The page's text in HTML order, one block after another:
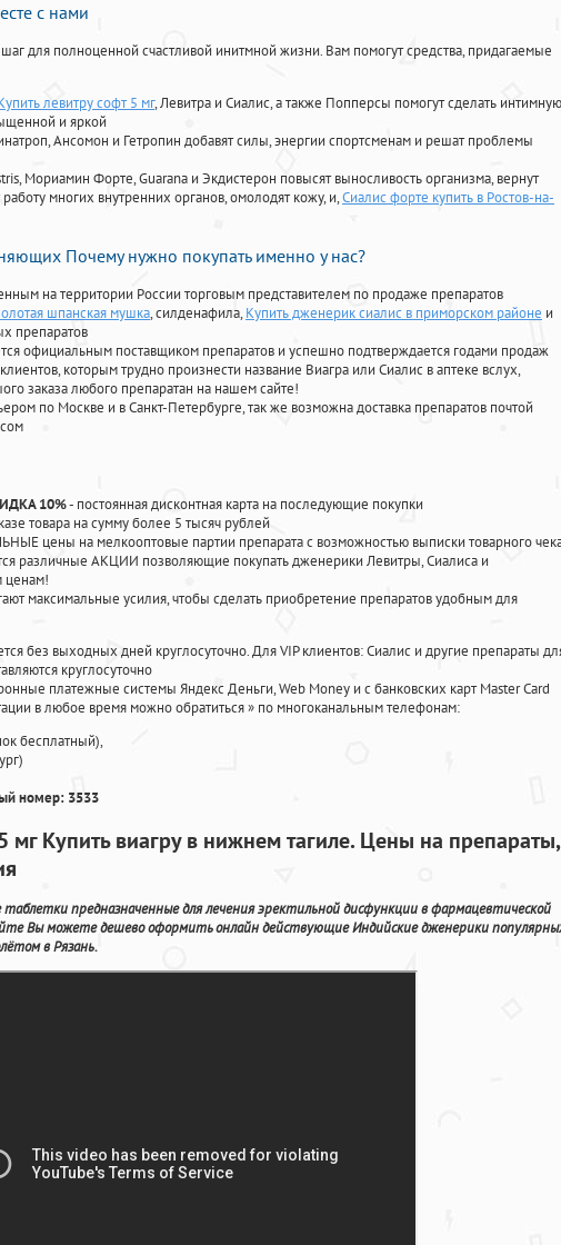
с нами
для полноценной счастливой инитмной жизни. Вам помогут средства, придагаемые
левитру софт 5 мг, Левитра и Сиалис, а также Попперсы помогут сделать интимную
и яркой
Ансомон и Гетропин добавят силы, энергии спортсменам и решат проблемы
Мориамин Форте, Guarana и Экдистерон повысят выносливость организма, вернут
многих внутренних органов, омолодят кожу, и,Сиалис форте купить в Ростов-на-
Почему нужно покупать именно у нас?
на территории России торговым представителем по продаже препаратов
шпанская мушка, силденафила, Купить дженерик сиалис в приморском районе и
препаратов
официальным поставщиком препаратов и успешно подтверждается годами продаж
которым трудно произнести название Виагра или Сиалис в аптеке вслух,
заказа любого препаратан на нашем сайте!
по Москве и в Санкт-Петербурге, так же возможна доставка препаратов почтой
10%- постоянная дисконтная карта на последующие покупки
товара на сумму более 5 тысяч рублей
цены на мелкооптовые партии препарата с возможностью выписки товарного
различные АКЦИИ позволяющие покупать дженерики Левитры, Сиалиса и
ценам!
максимальные усилия, чтобы сделать приобретение препаратов удобным для
без выходных дней круглосуточно. Для VIP клиентов: Сиалис и другие препараты
круглосуточно
платежные системы Яндекс Деньги, Web Money и с банковских карт Master Card
в любое время можно обратиться» по многоканальным телефонам:
бесплатный),
номер: 3533
мг Купить виагру в нижнем тагиле. Цены на препараты,
таблетки предназначенные для лечения эректильной дисфункции в фармацевтической
Вы можете дешево оформить онлайн действующие Индийские дженерики
в Рязань.